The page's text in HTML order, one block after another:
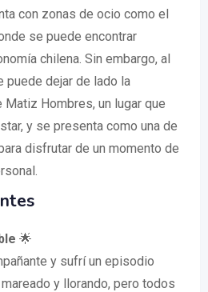
con zonas de ocio como el
se puede encontrar
chilena. Sin embargo, al
puede dejar de lado la
Hombres, un lugar que
y se presenta como una de
disfrutar de un momento de
🌟
y sufrí un episodio
y llorando, pero todos